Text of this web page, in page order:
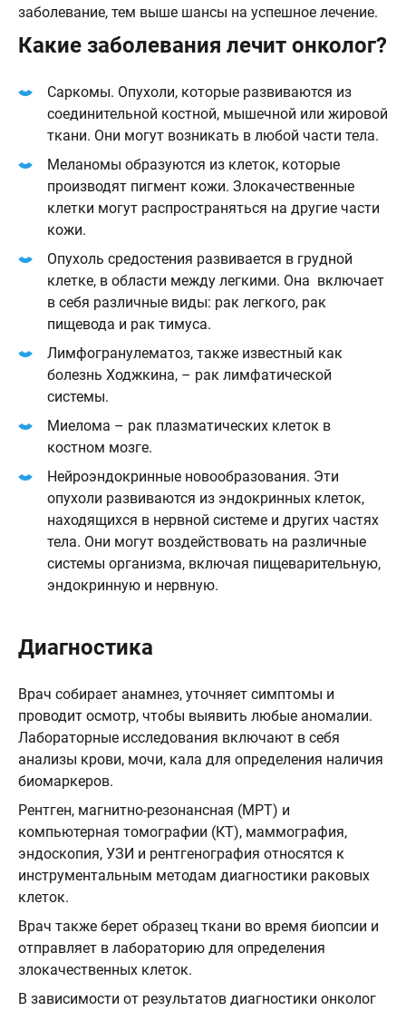
заболевание, тем выше шансы на успешное лечение.
Какие заболевания лечит онколог?
Саркомы. Опухоли, которые развиваются из
соединительной костной, мышечной или жировой
ткани. Они могут возникать в любой части тела.
Меланомы образуются из клеток, которые
производят пигмент кожи. Злокачественные
клетки могут распространяться на другие части
кожи.
Опухоль средостения развивается в грудной
клетке, в области между легкими. Она включает
в себя различные виды: рак легкого, рак
пищевода и рак тимуса.
Лимфогранулематоз, также известный как
болезнь Ходжкина, – рак лимфатической
системы.
Миелома – рак плазматических клеток в
костном мозге.
Нейроэндокринные новообразования. Эти
опухоли развиваются из эндокринных клеток,
находящихся в нервной системе и других частях
тела. Они могут воздействовать на различные
системы организма, включая пищеварительную,
эндокринную и нервную.
Диагностика
Врач собирает анамнез, уточняет симптомы и
проводит осмотр, чтобы выявить любые аномалии.
Лабораторные исследования включают в себя
анализы крови, мочи, кала для определения наличия
биомаркеров.
Рентген, магнитно-резонансная (МРТ) и
компьютерная томографии (КТ), маммография,
эндоскопия, УЗИ и рентгенография относятся к
инструментальным методам диагностики раковых
клеток.
Врач также берет образец ткани во время биопсии и
отправляет в лабораторию для определения
злокачественных клеток.
В зависимости от результатов диагностики онколог